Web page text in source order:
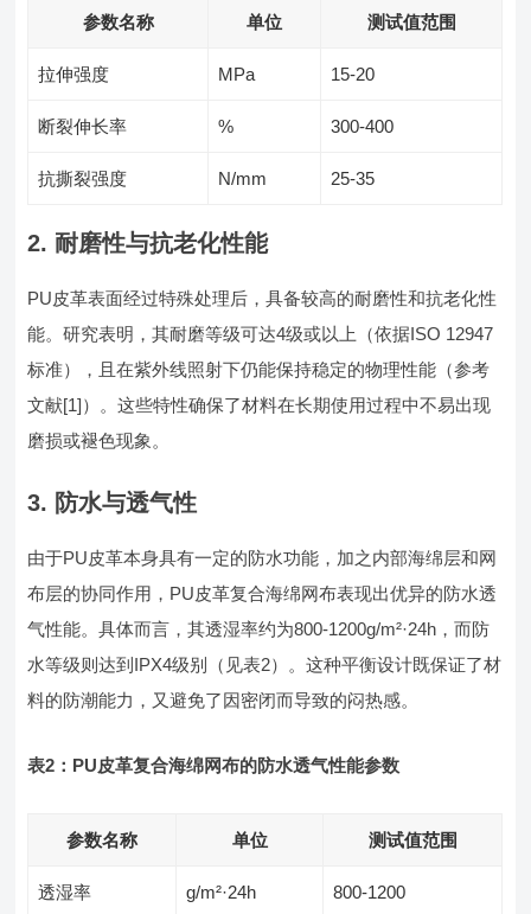
参数名称 单位 测试值范围
拉伸强度 MPa 15-20
断裂伸长率 % 300-400
抗撕裂强度 N/mm 25-35
2. 耐磨性与抗老化性能
PU皮革表面经过特殊处理后，具备较高的耐磨性和抗老化性
能。研究表明，其耐磨等级可达4级或以上（依据ISO 12947
标准），且在紫外线照射下仍能保持稳定的物理性能（参考
文献[1]）。这些特性确保了材料在长期使用过程中不易出现
磨损或褪色现象。
3. 防水与透气性
由于PU皮革本身具有一定的防水功能，加之内部海绵层和网
布层的协同作用，PU皮革复合海绵网布表现出优异的防水透
气性能。具体而言，其透湿率约为800-1200g/m²·24h，而防
水等级则达到IPX4级别（见表2）。这种平衡设计既保证了材
料的防潮能力，又避免了因密闭而导致的闷热感。
表2：PU皮革复合海绵网布的防水透气性能参数
参数名称 单位 测试值范围
透湿率 g/m²·24h 800-1200